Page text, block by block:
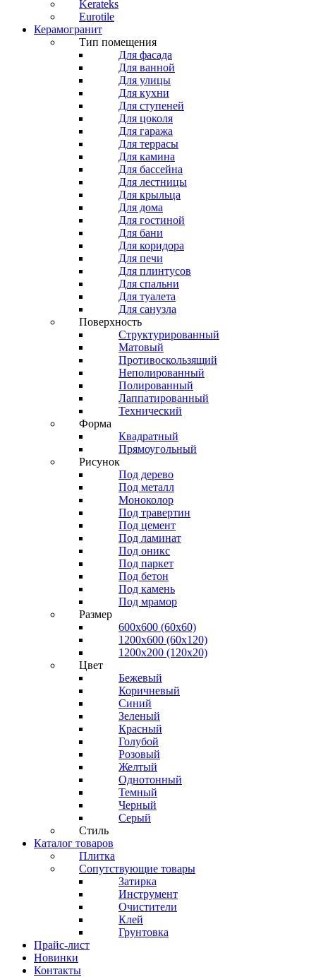
Kerateks
Eurotile
Керамогранит
Тип помещения
Для фасада
Для ванной
Для улицы
Для кухни
Для ступеней
Для цоколя
Для гаража
Для террасы
Для камина
Для бассейна
Для лестницы
Для крыльца
Для дома
Для гостиной
Для бани
Для коридора
Для печи
Для плинтусов
Для спальни
Для туалета
Для санузла
Поверхность
Структурированный
Матовый
Противоскользящий
Неполированный
Полированный
Лаппатированный
Технический
Форма
Квадратный
Прямоугольный
Рисунок
Под дерево
Под металл
Моноколор
Под травертин
Под цемент
Под ламинат
Под оникс
Под паркет
Под бетон
Под камень
Под мрамор
Размер
600х600 (60х60)
1200х600 (60х120)
1200х200 (120x20)
Цвет
Бежевый
Коричневый
Синий
Зеленый
Красный
Голубой
Розовый
Желтый
Однотонный
Темный
Черный
Серый
Стиль
Каталог товаров
Плитка
Сопутствующие товары
Затирка
Инструмент
Очистители
Клей
Грунтовка
Прайс-лист
Новинки
Контакты